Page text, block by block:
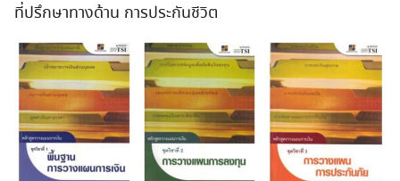
ที่ปรึกษาทางด้าน การประกันชีวิต